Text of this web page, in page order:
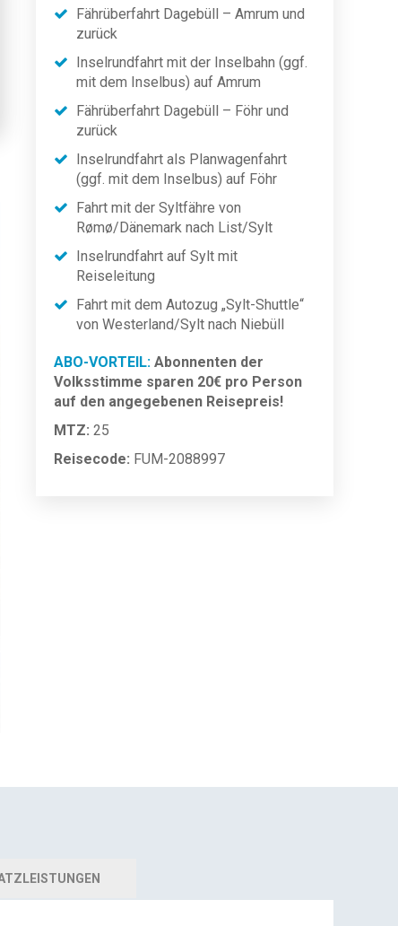
Fährüberfahrt Dagebüll – Amrum und
zurück
Inselrundfahrt mit der Inselbahn (ggf.
mit dem Inselbus) auf Amrum
Fährüberfahrt Dagebüll – Föhr und
zurück
Inselrundfahrt als Planwagenfahrt
(ggf. mit dem Inselbus) auf Föhr
Fahrt mit der Syltfähre von
Rømø/Dänemark nach List/Sylt
Inselrundfahrt auf Sylt mit
Reiseleitung
Fahrt mit dem Autozug „Sylt-Shuttle“
von Westerland/Sylt nach Niebüll
ABO-VORTEIL: Abonnenten der
Volksstimme sparen 20€ pro Person
auf den angegebenen Reisepreis!
MTZ: 25
Reisecode: FUM-2088997